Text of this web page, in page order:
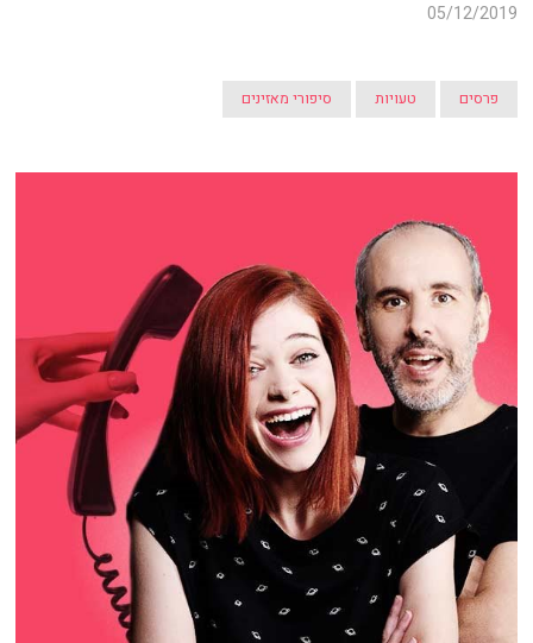
05/12/2019
פרסים טעויות סיפורי מאזינים